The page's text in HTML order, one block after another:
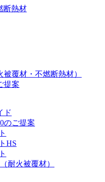
覆材・不燃断熱材）
提案
ド
のご提案
HS
耐火被覆材）